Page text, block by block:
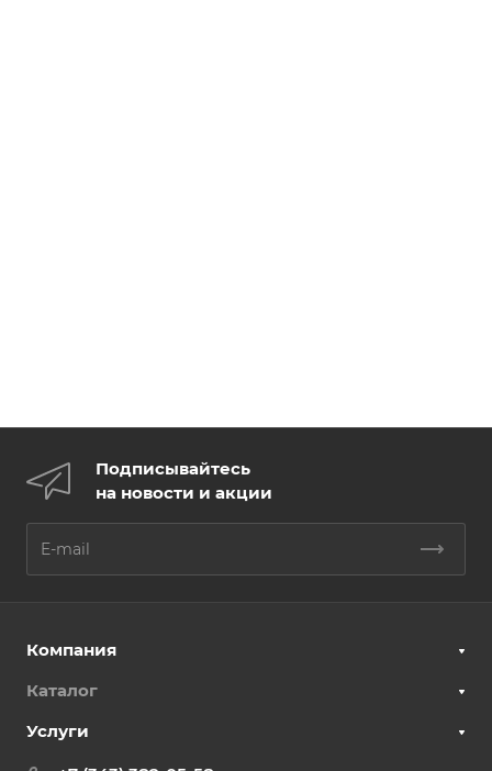
Подписывайтесь
на новости и акции
Компания
Каталог
Услуги